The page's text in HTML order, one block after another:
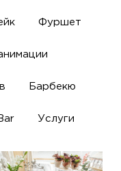
Фуршет
Барбекю
Услуги